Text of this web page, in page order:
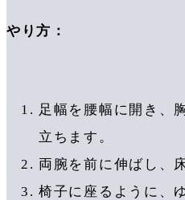
やり方：
足幅を腰幅に開き、
立ちます。
両腕を前に伸ばし、
椅子に座るように、